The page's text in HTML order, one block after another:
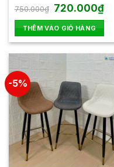
Được
hạng
0
5
sao
750.000₫ Giá
gốc
là:
750.000₫.
720.000₫Giá
hiện
tại
là:
THÊM VÀO GIỎ HÀNG
-5%